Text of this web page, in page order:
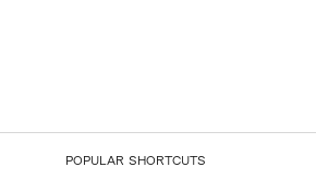
POPULAR SHORTCUTS